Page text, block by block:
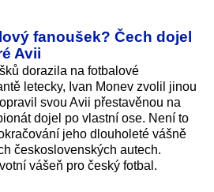
fanoušek? Čech dojel
Avii
dorazila na fotbalové
letecky, Ivan Monev zvolil jinou
svou Avii přestavěnou na
dojel po vlastní ose. Není to
jeho dlouholeté vášně
československých autech.
vášeň pro český fotbal.